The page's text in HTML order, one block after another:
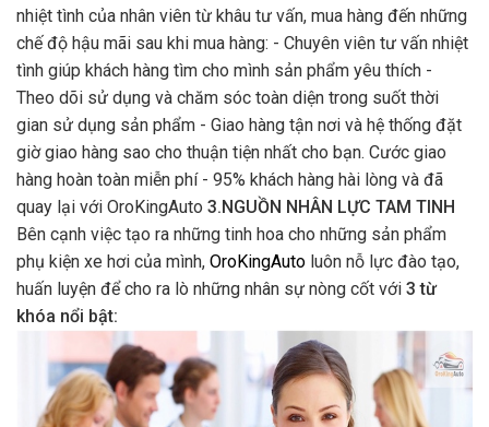
nhiệt tình của nhân viên từ khâu tư vấn, mua hàng đến những
chế độ hậu mãi sau khi mua hàng: - Chuyên viên tư vấn nhiệt
tình giúp khách hàng tìm cho mình sản phẩm yêu thích -
Theo dõi sử dụng và chăm sóc toàn diện trong suốt thời
gian sử dụng sản phẩm - Giao hàng tận nơi và hệ thống đặt
giờ giao hàng sao cho thuận tiện nhất cho bạn. Cước giao
hàng hoàn toàn miễn phí - 95% khách hàng hài lòng và đã
quay lại với OroKingAuto 3.NGUỒN NHÂN LỰC TAM TINH
Bên cạnh việc tạo ra những tinh hoa cho những sản phẩm
phụ kiện xe hơi của mình, OroKingAuto luôn nỗ lực đào tạo,
huấn luyện để cho ra lò những nhân sự nòng cốt với 3 từ
khóa nổi bật: